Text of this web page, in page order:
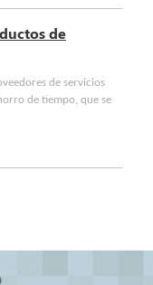
de
de servicios
de tiempo, que se